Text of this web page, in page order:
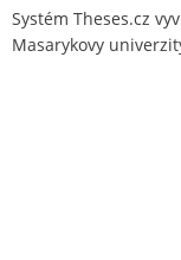
Systém Theses.cz
Masarykovy